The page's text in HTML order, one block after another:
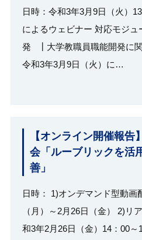
日時：令和3年3月9日（火）
によるウェビナー 対応モジ
発 ┃大学教職員職能開発に
令和3年3月9日（火）に…
【オンライン開催報告
会「ルーブリックを活
善」
日時： 1)オンデマンド型動
（月）～2月26日（金） 2)
和3年2月26日（金）14：00